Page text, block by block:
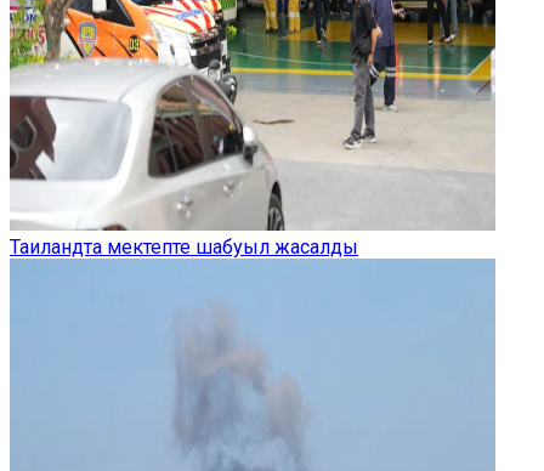
Таиландта мектепте шабуыл жасалды